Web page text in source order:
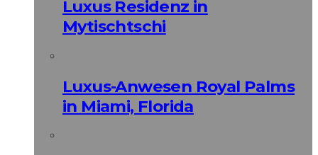
Luxus Residenz in
Mytischtschi
Luxus-Anwesen Royal Palms
in Miami, Florida